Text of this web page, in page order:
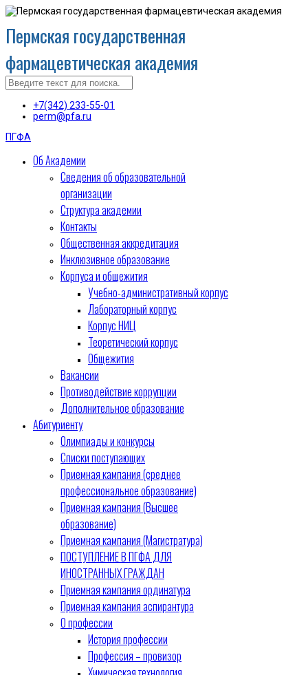
Пермская государственная
фармацевтическая академия
+7(342) 233-55-01
perm@pfa.ru
ПГФА
Об Академии
Сведения об образовательной
организации
Структура академии
Контакты
Общественная аккредитация
Инклюзивное образование
Корпуса и общежития
Учебно-административный корпус
Лабораторный корпус
Корпус НИЦ
Теоретический корпус
Общежития
Вакансии
Противодействие коррупции
Дополнительное образование
Абитуриенту
Олимпиады и конкурсы
Списки поступающих
Приемная кампания (среднее
профессиональное образование)
Приемная кампания (Высшее
образование)
Приемная кампания (Магистратура)
ПОСТУПЛЕНИЕ В ПГФА ДЛЯ
ИНОСТРАННЫХ ГРАЖДАН
Приемная кампания ординатура
Приемная кампания аспирантура
О профессии
История профессии
Профессия – провизор